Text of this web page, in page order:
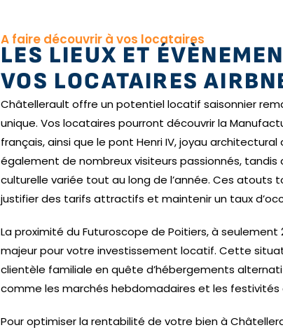
A faire découvrir à vos locataires
LES LIEUX ET
VOS LOCATAIRES
Châtellerault offre un potentiel locatif saisonnier
unique. Vos locataires pourront découvrir la
français, ainsi que le pont Henri IV, joyau
également de nombreux visiteurs passionnés,
culturelle variée tout au long de l’année. Ces
justifier des tarifs attractifs et maintenir un taux
La proximité du Futuroscope de Poitiers, à
majeur pour votre investissement locatif. Cette
clientèle familiale en quête d’hébergements
comme les marchés hebdomadaires et les
Pour optimiser la rentabilité de votre bien à